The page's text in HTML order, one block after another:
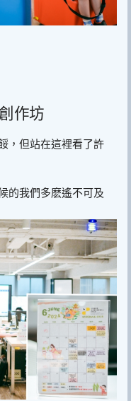
作坊
，但站在這裡看了許
的我們多麽遙不可及